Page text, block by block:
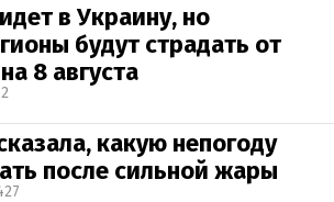
в Украину, но
будут страдать от
8 августа
какую непогоду
после сильной жары